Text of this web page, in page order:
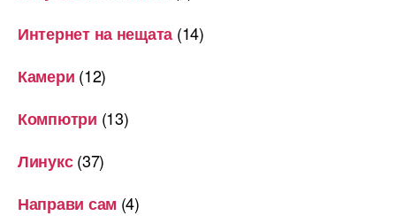
Интернет на нещата (14)
Камери (12)
Компютри (13)
Линукс(37)
Направи сам (4)